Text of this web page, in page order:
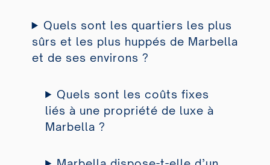
Quels sont les quartiers les plus
sûrs et les plus huppés de Marbella
et de ses environs ?
Quels sont les coûts fixes
liés à une propriété de luxe à
Marbella ?